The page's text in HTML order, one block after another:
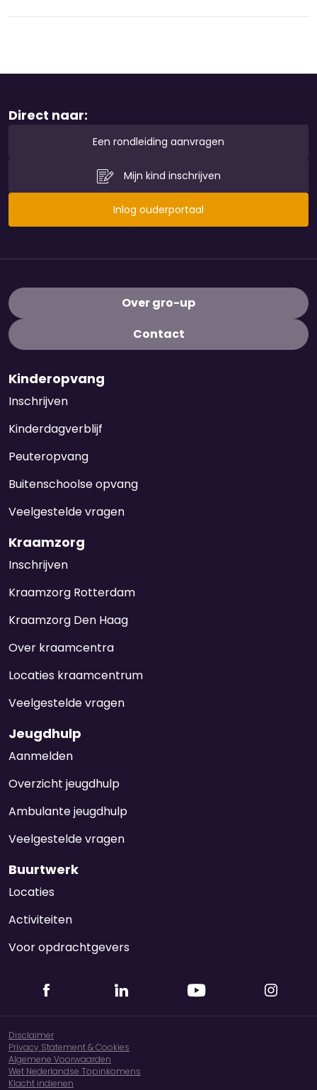
Direct naar:
Een rondleiding aanvragen
Mijn kind inschrijven
Inlog ouderportaal
Over gro-up
Contact
Kinderopvang
Inschrijven
Kinderdagverblijf
Peuteropvang
Buitenschoolse opvang
Veelgestelde vragen
Kraamzorg
Inschrijven
Kraamzorg Rotterdam
Kraamzorg Den Haag
Over kraamcentra
Locaties kraamcentrum
Veelgestelde vragen
Jeugdhulp
Aanmelden
Overzicht jeugdhulp
Ambulante jeugdhulp
Veelgestelde vragen
Buurtwerk
Locaties
Activiteiten
Voor opdrachtgevers
Disclaimer
Privacy Statement & Cookies
Algemene Voorwaarden
Wet Nederlandse Topinkomens
Klacht indienen